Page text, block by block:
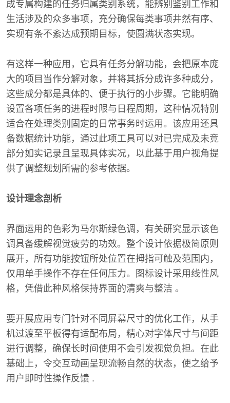
成专属构建的任务归属类别系统，能辨别鉴别工作和
生活涉及的众多事项，充分确保每类事项井然有序、
实现有条不紊达成预期目标，使圆满状态实现。
有这样一种应用，它具有任务分解功能，会把原本庞
大的项目当作分解对象，并将其拆分成许多种成分，
这些成分都是具体的、便于执行的小步骤。它能明确
设置各项任务的进程时限与日程周期，这种情况特别
适合在处理类别固定的日常事务时运用。该应用还具
备数据统计功能，通过此项工具可以对已完成及未竟
部分如实记录且呈现具体实况，以此基于用户视角提
供了调整规划所需的参考依据。
设计理念剖析
界面运用的色彩为马尔斯绿色调，有关研究显示该色
调具备缓解视觉疲劳的功效。整个设计依据极简原则
展开，所有功能按钮所处位置在拇指可触及范围内，
仅用单手操作不存在任何压力。图标设计采用线性风
格，凭借此种风格保持界面的清爽与整洁 。
要开展应用专门针对不同屏幕尺寸的优化工作，从手
机过渡至平板得有适配布局，精心对字体尺寸与间距
进行调整，确保长时间使用不会引发视觉负担。在此
基础上，令交互动画呈现流畅自然的状态，使之给予
用户即时性操作反馈 .